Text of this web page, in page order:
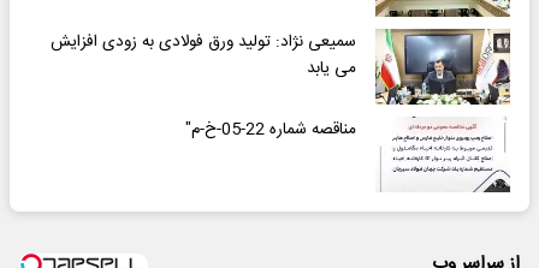
سمیعی نژاد: تولید ورق فولادی به زودی افزایش
می یابد
مناقصه شماره 22-05-خ-م"